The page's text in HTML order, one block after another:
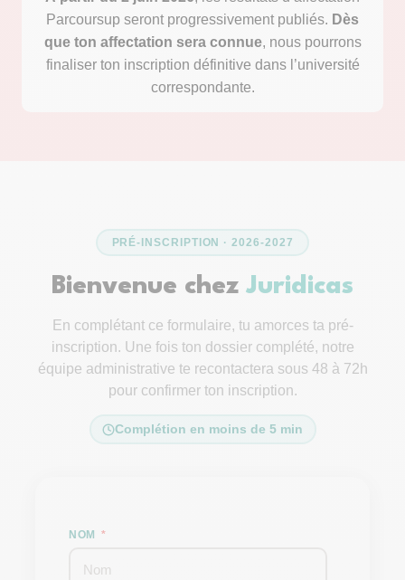
Parcoursup seront progressivement publiés. Dès
que ton affectation sera connue, nous pourrons
finaliser ton inscription définitive dans l’université
correspondante.
PRÉ-INSCRIPTION · 2026-2027
Bienvenue chez Juridicas
En complétant ce formulaire, tu amorces ta pré-
inscription. Une fois ton dossier complété, notre
équipe administrative te recontactera sous 48 à 72h
pour confirmer ton inscription.
Complétion en moins de 5 min
NOM